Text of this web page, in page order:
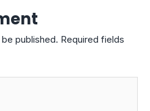
published. Required fields